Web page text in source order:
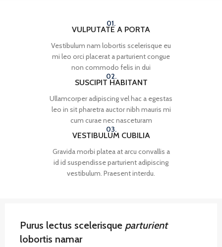
01.
VULPUTATE A PORTA
Vestibulum nam lobortis scelerisque eu
mi leo orci placerat a parturient congue
non commodo felis in dui
02.
SUSCIPIT HABITANT
Ullamcorper adipiscing vel hac a egestas
leo in sit pharetra auctor nibh mauris mi
cum curae nec nasceturam
03.
VESTIBULUM CUBILIA
Gravida morbi platea at arcu convallis a
id id suspendisse parturient adipiscing
vestibulum. Praesent interdu.
Purus lectus scelerisque parturient
lobortis namar